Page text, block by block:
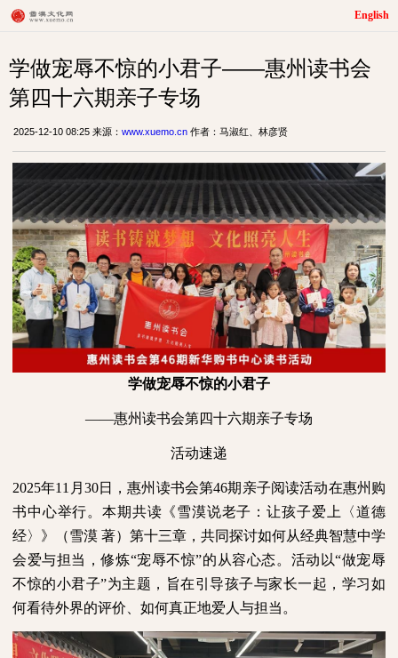
English
学做宠辱不惊的小君子——惠州读书会
第四十六期亲子专场
2025-12-10 08:25 来源： www.xuemo.cn 作者：马淑红、林彦贤
学做宠辱不惊的小君子
——惠州读书会第四十六期亲子专场
活动速递
2025年11 月 30日，惠州读书会第46期亲子阅读活动在惠州购
书中心举行。本期共读《雪漠说老子：让孩子爱上〈道德
经〉》（雪漠 著）第十三章，共同探讨如何从经典智慧中学
会爱与担当，修炼“宠辱不惊”的从容心态。活动以“做宠辱
不惊的小君子”为主题，旨在引导孩子与家长一起，学习如
何看待外界的评价、如何真正地爱人与担当。